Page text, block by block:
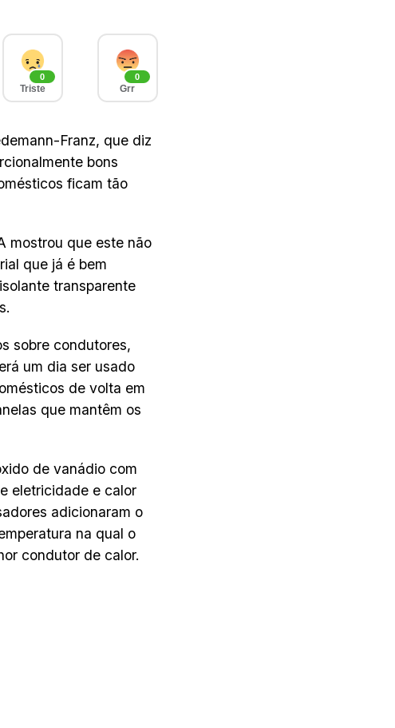
0
Triste
0
Grr
Franz, que diz
bons
ficam tão
mostrou que este não
que já é bem
transparente
sobre condutores,
um dia ser usado
de volta em
que mantêm os
de vanádio com
eletricidade e calor
adicionaram o
na qual o
condutor de calor.